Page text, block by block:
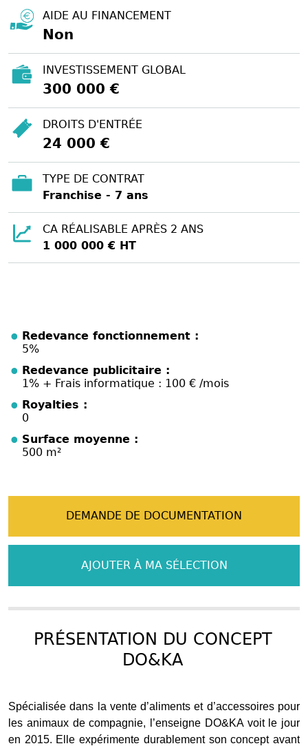
AIDE AU FINANCEMENT
Non
INVESTISSEMENT GLOBAL
300 000 €
DROITS D'ENTRÉE
24 000 €
TYPE DE CONTRAT
Franchise - 7 ans
CA RÉALISABLE APRÈS 2 ANS
1 000 000 € HT
Redevance fonctionnement :
5%
Redevance publicitaire :
1% + Frais informatique : 100 € /mois
Royalties :
0
Surface moyenne :
500 m²
DEMANDE DE DOCUMENTATION
AJOUTER À MA SÉLECTION
PRÉSENTATION DU CONCEPT
DO&KA
Spécialisée dans la vente d’aliments et d’accessoires pour
les animaux de compagnie, l’enseigne DO&KA voit le jour
en 2015. Elle expérimente durablement son concept avant